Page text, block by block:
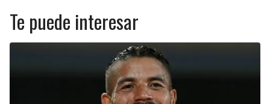
Te puede interesar